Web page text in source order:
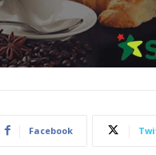
Facebook